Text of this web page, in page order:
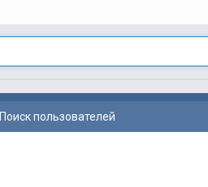
Поиск пользователей